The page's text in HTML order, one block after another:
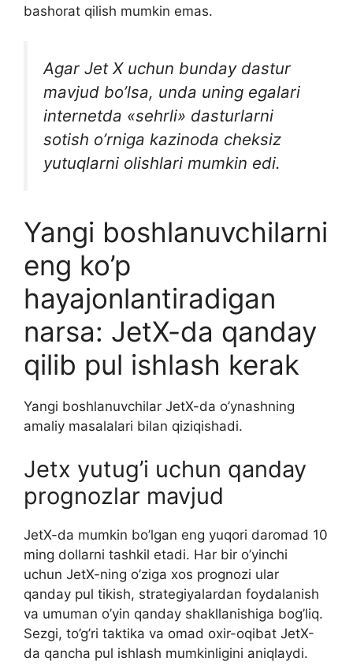
bashorat qilish mumkin emas.
Agar Jet X uchun bunday dastur
mavjud bo’lsa, unda uning egalari
internetda «sehrli» dasturlarni
sotish o’rniga kazinoda cheksiz
yutuqlarni olishlari mumkin edi.
Yangi boshlanuvchilarni
eng ko’p
hayajonlantiradigan
narsa: JetX-da qanday
qilib pul ishlash kerak
Yangi boshlanuvchilar JetX-da o’ynashning
amaliy masalalari bilan qiziqishadi.
Jetx yutug’i uchun qanday
prognozlar mavjud
JetX-da mumkin bo’lgan eng yuqori daromad 10
ming dollarni tashkil etadi. Har bir o’yinchi
uchun JetX-ning o’ziga xos prognozi ular
qanday pul tikish, strategiyalardan foydalanish
va umuman o’yin qanday shakllanishiga bog’liq.
Sezgi, to’g’ri taktika va omad oxir-oqibat JetX-
da qancha pul ishlash mumkinligini aniqlaydi.